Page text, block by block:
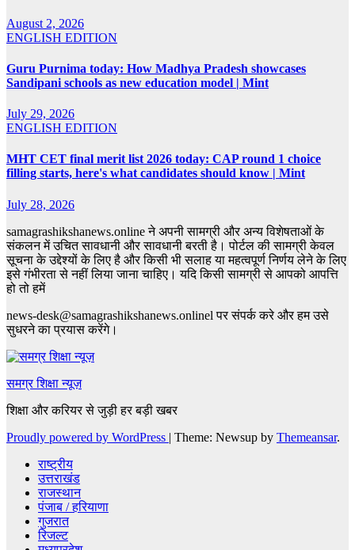
August 2, 2026
ENGLISH EDITION
Guru Purnima today: How Madhya Pradesh showcases
Sandipani schools as new education model | Mint
July 29, 2026
ENGLISH EDITION
MHT CET final merit list 2026 today: CAP round 1 choice
filling starts, here's what candidates should know | Mint
July 28, 2026
samagrashikshanews.online ने अपनी सामग्री और अन्य विशेषताओं के
संकलन में उचित सावधानी और सावधानी बरती है। पोर्टल की सामग्री केवल
सूचना के उद्देश्यों के लिए है और किसी भी सलाह या महत्वपूर्ण निर्णय लेने के लिए
इसे गंभीरता से नहीं लिया जाना चाहिए। यदि किसी सामग्री से आपको आपत्ति
हो तो हमें
news-desk@samagrashikshanews.onlinel पर संपर्क करे और हम उसे
सुधरने का प्रयास करेंगे।
समग्र शिक्षा न्यूज़
शिक्षा और करियर से जुड़ी हर बड़ी खबर
Proudly powered by WordPress | Theme: Newsup by Themeansar.
राष्ट्रीय
उत्तराखंड
राजस्थान
पंजाब / हरियाणा
गुजरात
रिजल्ट